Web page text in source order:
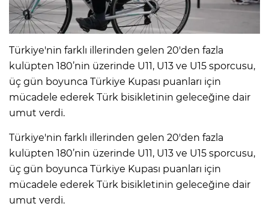
Türkiye'nin farklı illerinden gelen 20'den fazla
kulüpten 180’nin üzerinde U11, U13 ve U15 sporcusu,
üç gün boyunca Türkiye Kupası puanları için
mücadele ederek Türk bisikletinin geleceğine dair
umut verdi.
Türkiye'nin farklı illerinden gelen 20'den fazla
kulüpten 180’nin üzerinde U11, U13 ve U15 sporcusu,
üç gün boyunca Türkiye Kupası puanları için
mücadele ederek Türk bisikletinin geleceğine dair
umut verdi.